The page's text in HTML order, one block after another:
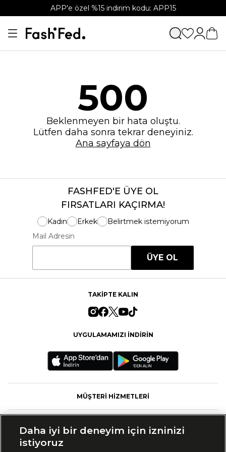
APP'e özel %15 indirim kodu: APP15
500
Beklenmeyen bir hata oluştu.
Lütfen daha sonra tekrar deneyiniz.
Ana sayfaya dön
FASHFED'E ÜYE OL
FIRSATLARI KAÇIRMA!
Kadın Erkek
Belirtmek istemiyorum
Mail Adresin
ÜYE OL
TAKİPTE KALIN
UYGULAMAMIZI İNDİRİN
MÜŞTERİ HİZMETLERİ
Daha iyi bir deneyim için izninizi
istiyoruz